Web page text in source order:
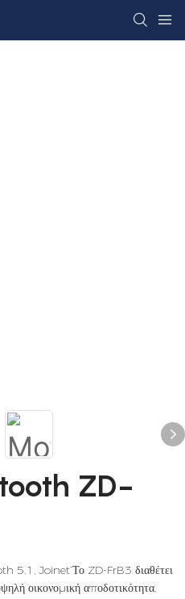
ZD-
5.1, Joinet’Το ZD-FrB3 διαθέτει
οικονομική αποδοτικότητα,